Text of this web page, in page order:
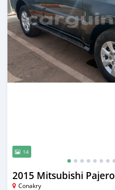
14
2015 Mitsubishi Pajero
Conakry